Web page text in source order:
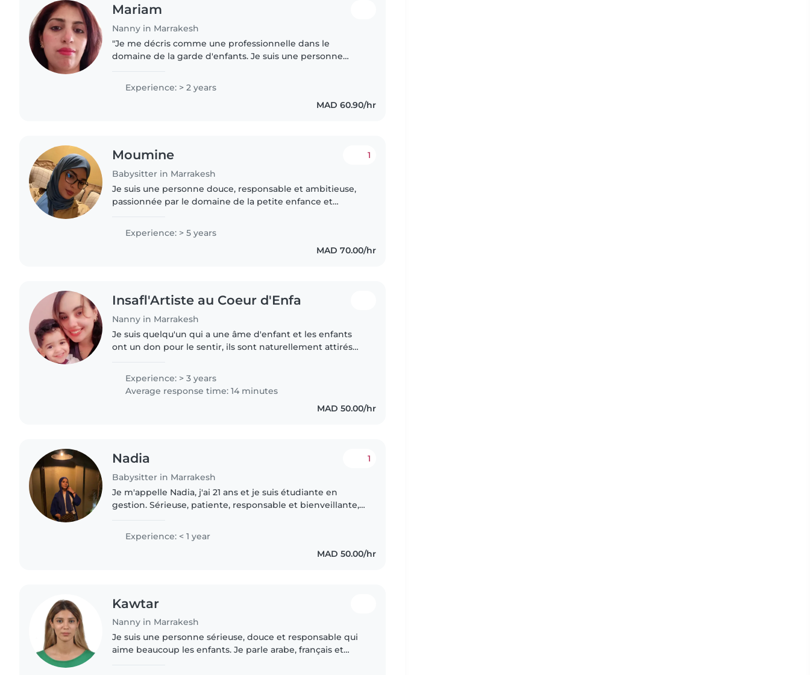
Mariam
Nanny in Marrakesh
"Je me décris comme une professionnelle dans le
domaine de la garde d'enfants. Je suis une personne
environnement sûr et confortable..
Experience: > 2 years
MAD 60.90/hr
Moumine
Babysitter in Marrakesh
1
Je suis une personne douce, responsable et ambitieuse,
passionnée par le domaine de la petite enfance et
Experience: > 5 years
MAD 70.00/hr
Insafl'Artiste au Coeur d'Enfa
Nanny in Marrakesh
Je suis quelqu'un qui a une âme d'enfant et les enfants
ont un don pour le sentir, ils sont naturellement attirés
authentiques avec..
Experience: > 3 years
Average response time: 14 minutes
MAD 50.00/hr
Nadia
Babysitter in Marrakesh
1
Je m'appelle Nadia, j'ai 21 ans et je suis étudiante en
gestion. Sérieuse, patiente, responsable et bienveillante,
Experience: < 1 year
MAD 50.00/hr
Kawtar
Nanny in Marrakesh
Je suis une personne sérieuse, douce et responsable qui
aime beaucoup les enfants. Je parle arabe, français et